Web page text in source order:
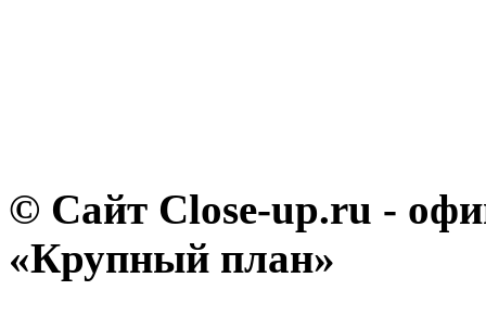
© Сайт Close-up.ru -
«Крупный план»